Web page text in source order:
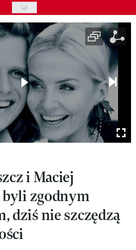
i Maciej
zgodnym
dziś nie szczędzą